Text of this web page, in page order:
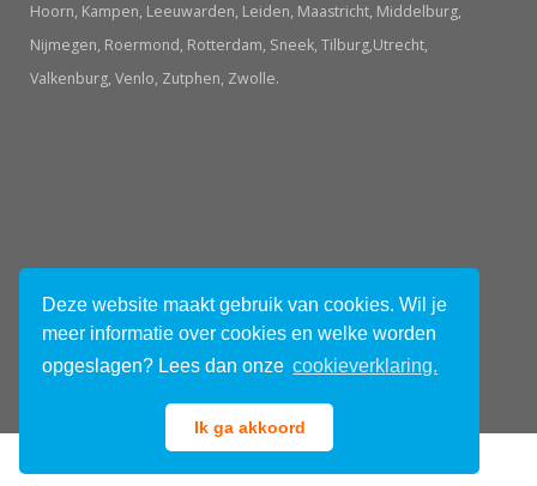
Deze website maakt gebruik van cookies. Wil je
meer informatie over cookies en welke worden
opgeslagen? Lees dan onze cookieverklaring.
Ik ga akkoord
Hoorn, Kampen, Leeuwarden, Leiden, Maastricht, Middelburg,
Nijmegen, Roermond, Rotterdam, Sneek, Tilburg,Utrecht,
Valkenburg, Venlo, Zutphen, Zwolle.
Tweets van @UitjesHolland